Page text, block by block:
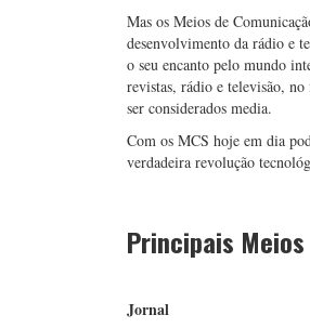
Mas os Meios de
desenvolvimento da rádio e
o seu encanto pelo mundo
revistas, rádio e televisão,
ser considerados media.
Com os MCS hoje em dia
verdadeira revolução
Principais
Jornal